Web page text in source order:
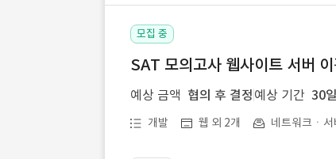
모집 중
SAT 모의고사 웹사이트 서버
예상 금액 협의 후 결정 예상 기간 30일
개발 웹 외 2개 네트워크ㆍ